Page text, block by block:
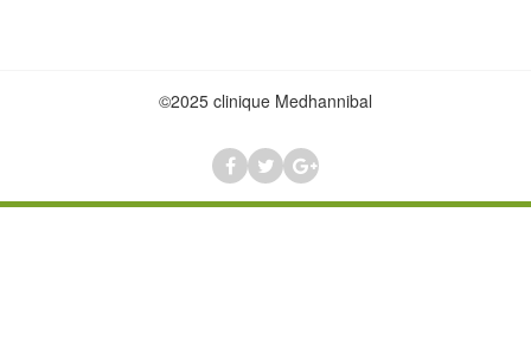
©2025 clinique Medhannibal